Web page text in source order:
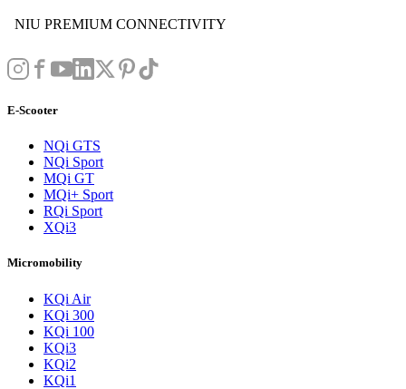
NIU PREMIUM CONNECTIVITY
E-Scooter
NQi GTS
NQi Sport
MQi GT
MQi+ Sport
RQi Sport
XQi3
Micromobility
KQi Air
KQi 300
KQi 100
KQi3
KQi2
KQi1